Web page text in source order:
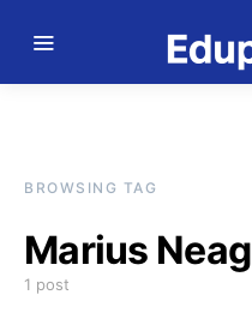
BROWSING TAG
Marius Neag
1 post